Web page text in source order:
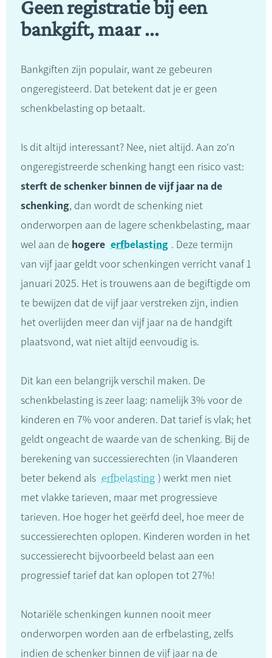
Geen registratie bij een
bankgift, maar ...
Bankgiften zijn populair, want ze gebeuren
ongeregisteerd. Dat betekent dat je er geen
schenkbelasting op betaalt.
Is dit altijd interessant? Nee, niet altijd. Aan zo'n
ongeregistreerde schenking hangt een risico vast:
sterft de schenker binnen de vijf jaar na de
schenking, dan wordt de schenking niet
onderworpen aan de lagere schenkbelasting, maar
wel aan de hogere erfbelasting . Deze termijn
van vijf jaar geldt voor schenkingen verricht vanaf 1
januari 2025. Het is trouwens aan de begiftigde om
te bewijzen dat de vijf jaar verstreken zijn, indien
het overlijden meer dan vijf jaar na de handgift
plaatsvond, wat niet altijd eenvoudig is.
Dit kan een belangrijk verschil maken. De
schenkbelasting is zeer laag: namelijk 3% voor de
kinderen en 7% voor anderen. Dat tarief is vlak; het
geldt ongeacht de waarde van de schenking. Bij de
berekening van successierechten (in Vlaanderen
beter bekend als erfbelasting ) werkt men niet
met vlakke tarieven, maar met progressieve
tarieven. Hoe hoger het geërfd deel, hoe meer de
successierechten oplopen. Kinderen worden in het
successierecht bijvoorbeeld belast aan een
progressief tarief dat kan oplopen tot 27%!
Notariële schenkingen kunnen nooit meer
onderworpen worden aan de erfbelasting, zelfs
indien de schenker binnen de vijf jaar na de